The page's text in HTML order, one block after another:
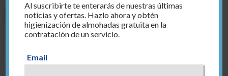
Al suscribirte te enterarás de nuestras últimas
noticias y ofertas. Hazlo ahora y obtén
higienización de almohadas gratuita en la
contratación de un servicio.
Email